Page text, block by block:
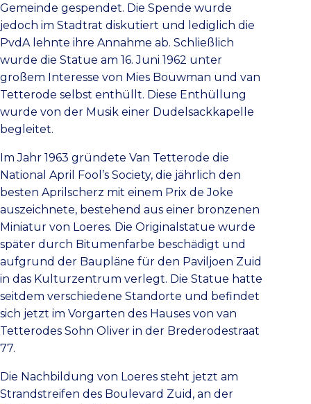
Gemeinde gespendet. Die Spende wurde
jedoch im Stadtrat diskutiert und lediglich die
PvdA lehnte ihre Annahme ab. Schließlich
wurde die Statue am 16. Juni 1962 unter
großem Interesse von Mies Bouwman und van
Tetterode selbst enthüllt. Diese Enthüllung
wurde von der Musik einer Dudelsackkapelle
begleitet.
Im Jahr 1963 gründete Van Tetterode die
National April Fool’s Society, die jährlich den
besten Aprilscherz mit einem Prix de Joke
auszeichnete, bestehend aus einer bronzenen
Miniatur von Loeres. Die Originalstatue wurde
später durch Bitumenfarbe beschädigt und
aufgrund der Baupläne für den Paviljoen Zuid
in das Kulturzentrum verlegt. Die Statue hatte
seitdem verschiedene Standorte und befindet
sich jetzt im Vorgarten des Hauses von van
Tetterodes Sohn Oliver in der Brederodestraat
77.
Die Nachbildung von Loeres steht jetzt am
Strandstreifen des Boulevard Zuid, an der